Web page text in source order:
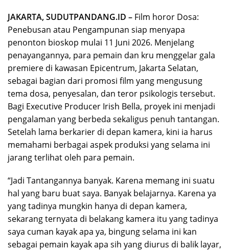
JAKARTA, SUDUTPANDANG.ID – Film horor Dosa:
Penebusan atau Pengampunan siap menyapa
penonton bioskop mulai 11 Juni 2026. Menjelang
penayangannya, para pemain dan kru menggelar gala
premiere di kawasan Epicentrum, Jakarta Selatan,
sebagai bagian dari promosi film yang mengusung
tema dosa, penyesalan, dan teror psikologis tersebut.
Bagi Executive Producer Irish Bella, proyek ini menjadi
pengalaman yang berbeda sekaligus penuh tantangan.
Setelah lama berkarier di depan kamera, kini ia harus
memahami berbagai aspek produksi yang selama ini
jarang terlihat oleh para pemain.
“Jadi Tantangannya banyak. Karena memang ini suatu
hal yang baru buat saya. Banyak belajarnya. Karena ya
yang tadinya mungkin hanya di depan kamera,
sekarang ternyata di belakang kamera itu yang tadinya
saya cuman kayak apa ya, bingung selama ini kan
sebagai pemain kayak apa sih yang diurus di balik layar,